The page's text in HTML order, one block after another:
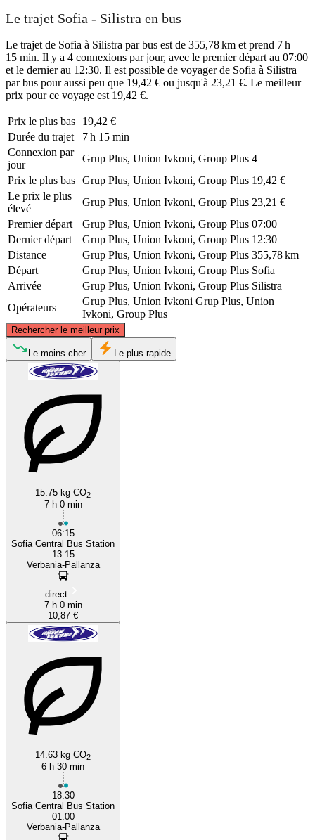
Le trajet Sofia - Silistra en bus
Le trajet de Sofia à Silistra par bus est de 355,78 km et prend 7 h
15 min. Il y a 4 connexions par jour, avec le premier départ au 07:00
et le dernier au 12:30. Il est possible de voyager de Sofia à Silistra
par bus pour aussi peu que 19,42 € ou jusqu'à 23,21 €. Le meilleur
prix pour ce voyage est 19,42 €.
Prix ​​le plus bas
19,42 €
Durée du trajet
7 h 15 min
Connexion par
jour
Grup Plus, Union Ivkoni, Group Plus 4
Prix ​​le plus bas Grup Plus, Union Ivkoni, Group Plus 19,42 €
Le prix le plus
élevé
Grup Plus, Union Ivkoni, Group Plus 23,21 €
Premier départ
Grup Plus, Union Ivkoni, Group Plus 07:00
Dernier départ
Grup Plus, Union Ivkoni, Group Plus 12:30
Distance
Grup Plus, Union Ivkoni, Group Plus 355,78 km
Départ
Grup Plus, Union Ivkoni, Group Plus Sofia
Arrivée
Grup Plus, Union Ivkoni, Group Plus Silistra
Opérateurs
Grup Plus, Union Ivkoni Grup Plus, Union
Ivkoni, Group Plus
Rechercher le meilleur prix
©
Le moins cher Le plus rapide
15.75 kg CO2
7 h 0 min
06:15
Sofia Central Bus Station
13:15
Verbania-Pallanza
direct
7 h 0 min
10,87 €
14.63 kg CO2
6 h 30 min
18:30
Sofia Central Bus Station
01:00
Verbania-Pallanza